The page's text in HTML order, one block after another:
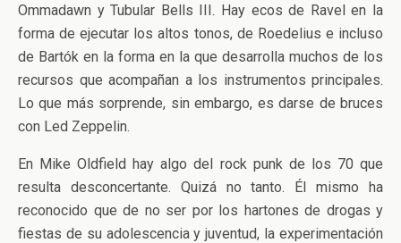
Ommadawn y Tubular Bells III. Hay ecos de Ravel en la
forma de ejecutar los altos tonos, de Roedelius e incluso
de Bartók en la forma en la que desarrolla muchos de los
recursos que acompañan a los instrumentos principales.
Lo que más sorprende, sin embargo, es darse de bruces
con Led Zeppelin.
En Mike Oldfield hay algo del rock punk de los 70 que
resulta desconcertante. Quizá no tanto. Él mismo ha
reconocido que de no ser por los hartones de drogas y
fiestas de su adolescencia y juventud, la experimentación